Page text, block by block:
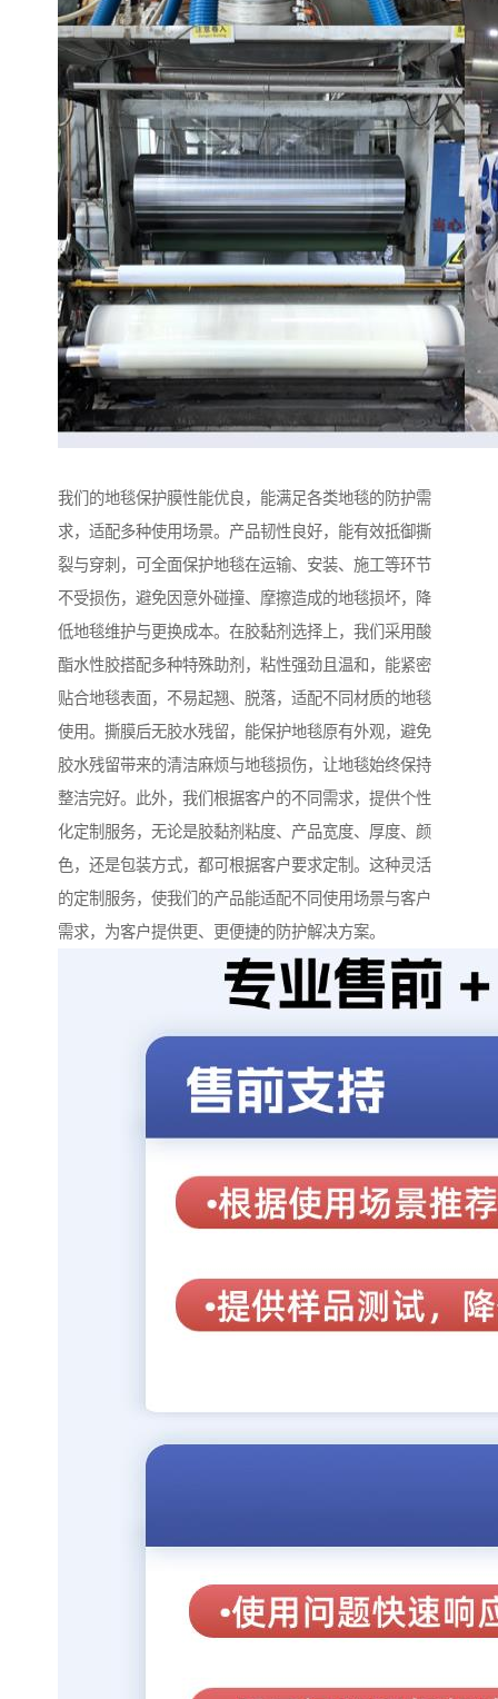
我们的地毯保护膜性能优良，能满足各类地毯的防护需
求，适配多种使用场景。产品韧性良好，能有效抵御撕
裂与穿刺，可全面保护地毯在运输、安装、施工等环节
不受损伤，避免因意外碰撞、摩擦造成的地毯损坏，降
低地毯维护与更换成本。在胶黏剂选择上，我们采用酸
酯水性胶搭配多种特殊助剂，粘性强劲且温和，能紧密
贴合地毯表面，不易起翘、脱落，适配不同材质的地毯
使用。撕膜后无胶水残留，能保护地毯原有外观，避免
胶水残留带来的清洁麻烦与地毯损伤，让地毯始终保持
整洁完好。此外，我们根据客户的不同需求，提供个性
化定制服务，无论是胶黏剂粘度、产品宽度、厚度、颜
色，还是包装方式，都可根据客户要求定制。这种灵活
的定制服务，使我们的产品能适配不同使用场景与客户
需求，为客户提供更、更便捷的防护解决方案。